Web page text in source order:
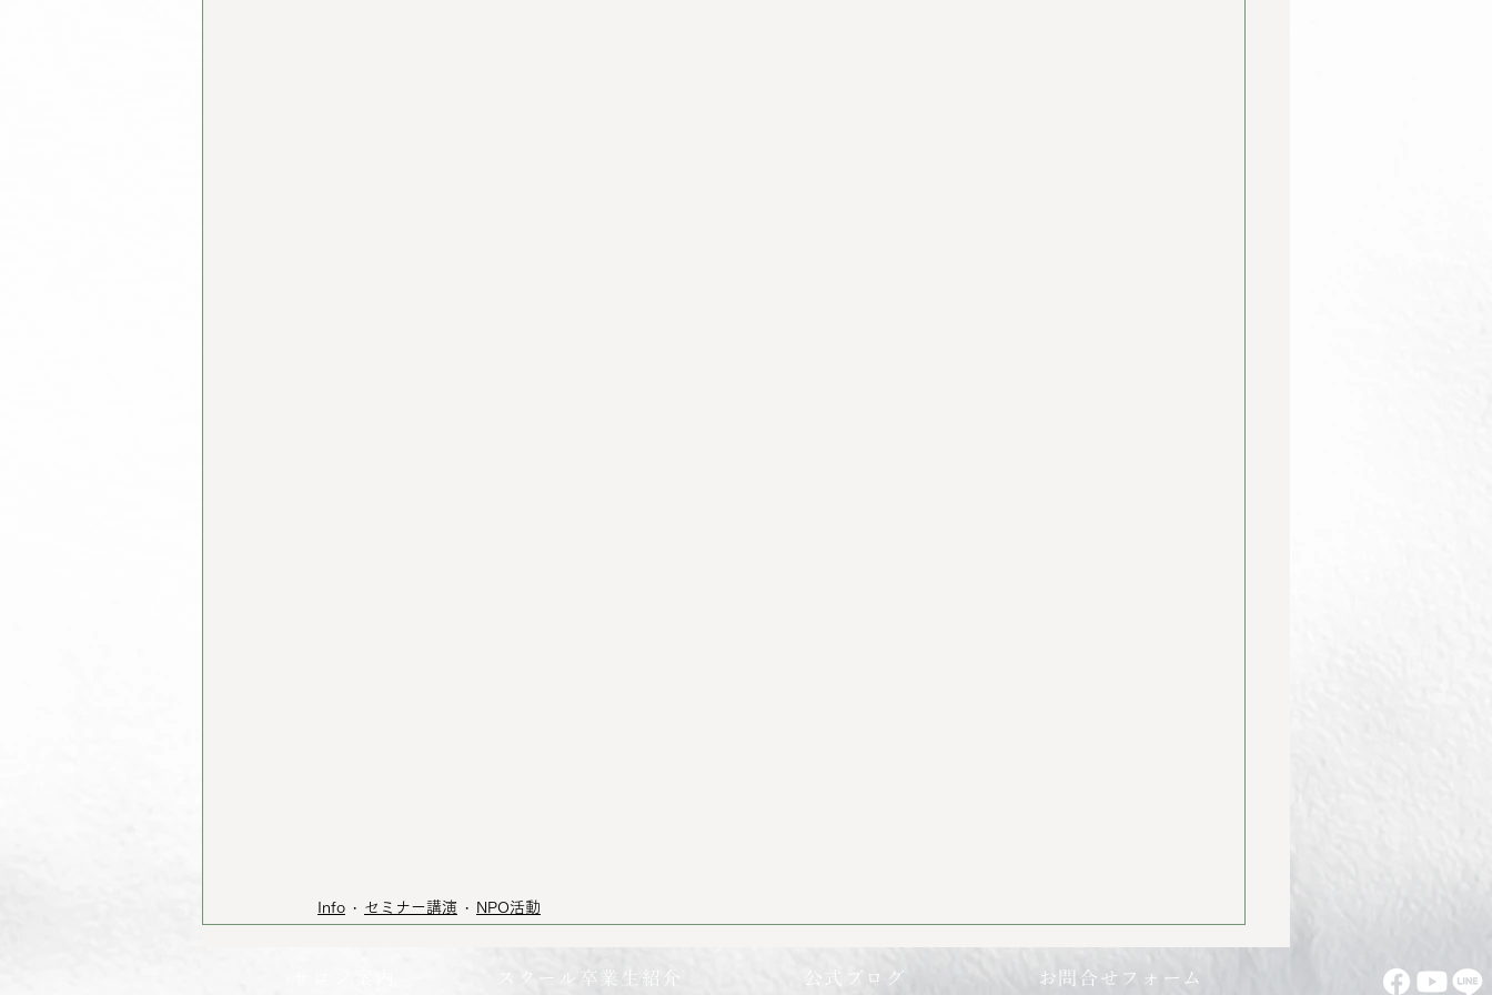
Info セミナー講演 NPO活動
スクール卒業生紹介 公式ブログ お問合せフォーム